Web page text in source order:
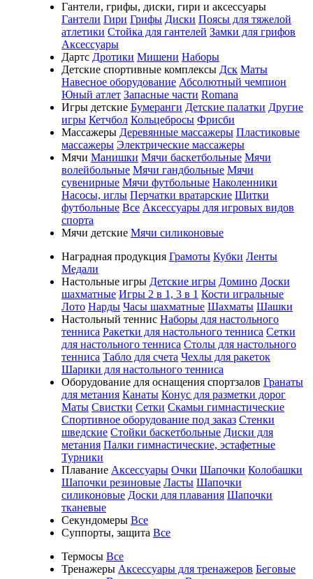
Гантели, грифы, диски, гири и аксессуары
Гантели Гири Грифы Диски Поясы для тяжелой
атлетики Стойка для гантелей Замки для грифов
Аксессуары
Дартс Дротики Мишени Наборы
Детские спортивные комплексы Дск Маты
Навесное оборудование Абсолютный чемпион
Юный атлет Запасные части Romana
Игры детские Бумеранги Детские палатки Другие
игры Кетчбол Кольцебросы Фрисби
Массажеры Деревянные массажеры Пластиковые
массажеры Электрические массажеры
Мячи Манишки Мячи баскетбольные Мячи
волейбольные Мячи гандбольные Мячи
сувенирные Мячи футбольные Наколенники
Насосы, иглы Перчатки вратарские Щитки
футбольные Все Аксессуары для игровых видов
спорта
Мячи детские Мячи силиконовые
Наградная продукция Грамоты Кубки Ленты
Медали
Настольные игры Детские игры Домино Доски
шахматные Игры 2 в 1, 3 в 1 Кости игральные
Лото Нарды Часы шахматные Шахматы Шашки
Настольный теннис Наборы для настольного
тенниса Ракетки для настольного тенниса Сетки
для настольного тенниса Столы для настольного
тенниса Табло для счета Чехлы для ракеток
Шарики для настольного тенниса
Оборудование для оснащения спортзалов Гранаты
для метания Канаты Конус для разметки дорог
Маты Свистки Сетки Скамьи гимнастические
Спортивное оборудование под заказ Стенки
шведские Стойки баскетбольные Диски для
метания Палки гимнастические, эстафетные
Турники
Плавание Аксессуары Очки Шапочки Колобашки
Шапочки резиновые Ласты Шапочки
силиконовые Доски для плавания Шапочки
тканевые
Секундомеры Все
Суппорты, защита Все
Термосы Все
Тренажеры Аксессуары для тренажеров Беговые